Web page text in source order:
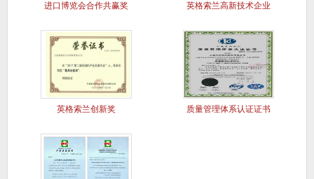
进口博览会合作共赢奖 英格索兰高新技术企业
英格索兰创新奖 质量管理体系认证证书